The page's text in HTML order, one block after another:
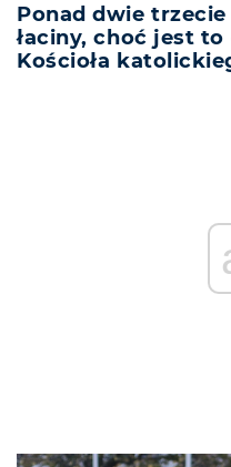
Ponad dwie
łaciny, choć jest
Kościoła